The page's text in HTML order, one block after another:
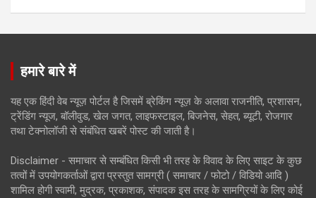
हमारे बारे में
यह एक हिंदी वेब न्यूज़ पोर्टल है जिसमें ब्रेकिंग न्यूज़ के अलावा राजनीति, प्रशासन,
ट्रेंडिंग न्यूज, बॉलीवुड, खेल जगत, लाइफस्टाइल, बिजनेस, सेहत, ब्यूटी, रोजगार
तथा टेक्नोलॉजी से संबंधित खबरें पोस्ट की जाती है।
Disclaimer - समाचार से सम्बंधित किसी भी तरह के विवाद के लिए साइट के कुछ
तत्वों में उपयोगकर्ताओं द्वारा प्रस्तुत सामग्री ( समाचार / फोटो / विडियो आदि )
शामिल होगी स्वामी, मुद्रक, प्रकाशक, संपादक इस तरह के सामग्रियों के लिए कोई